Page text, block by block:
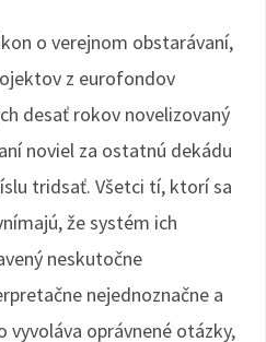
o verejnom obstarávaní,
z eurofondov
desať rokov novelizovaný
noviel za ostatnú dekádu
tridsať. Všetci tí, ktorí sa
že systém ich
neskutočne
nejednoznačne a
vyvoláva oprávnené otázky,